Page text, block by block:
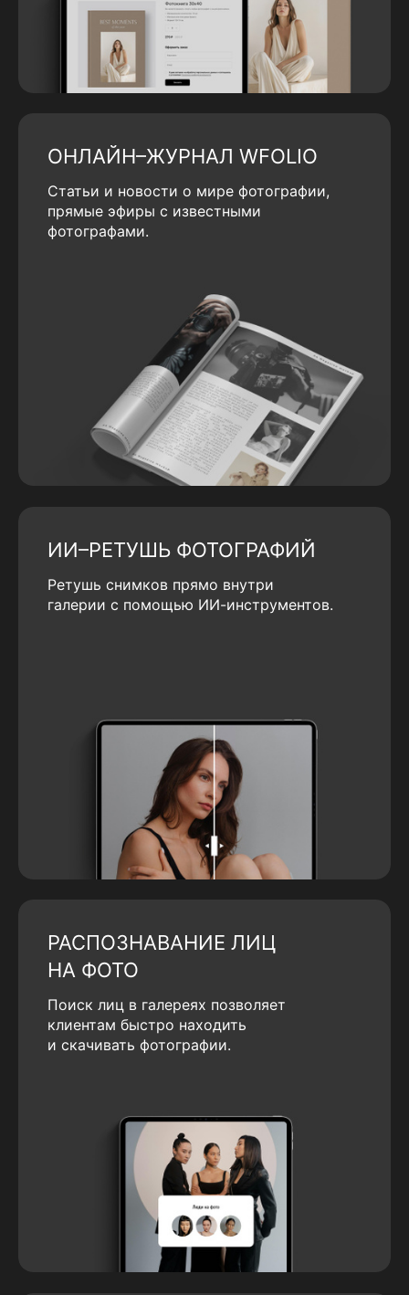
ОНЛАЙН–ЖУРНАЛ WFOLIO
Статьи и новости о мире фотографии,
прямые эфиры с известными
фотографами.
ИИ–РЕТУШЬ ФОТОГРАФИЙ
Ретушь снимков прямо внутри
галерии с помощью ИИ-инструментов.
РАСПОЗНАВАНИЕ ЛИЦ
НА ФОТО
Поиск лиц в галереях позволяет
клиентам быстро находить
и скачивать фотографии.